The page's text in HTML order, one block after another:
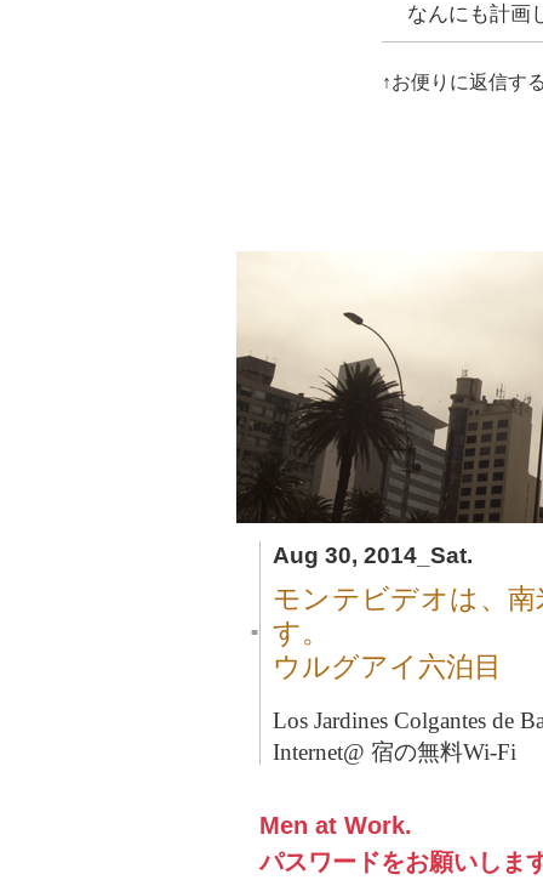
なんにも計画
↑お便りに返信す
Aug 30, 2014_Sat.
■
モンテビデオは、
す。
ウルグアイ六泊目
Los Jardines Colgantes de
Internet@ 宿の無料Wi-Fi
Men at Work.
パスワードをお願いしま